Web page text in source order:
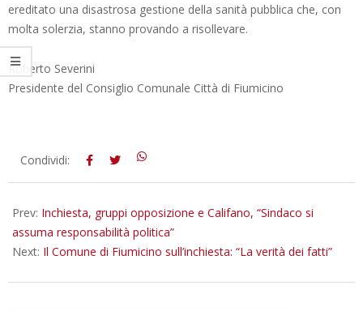
ereditato una disastrosa gestione della sanità pubblica che, con
molta solerzia, stanno provando a risollevare.
Roberto Severini
Presidente del Consiglio Comunale Città di Fiumicino
2025-
Condividi:
Prev: Inchiesta, gruppi opposizione e Califano, “Sindaco si
assuma responsabilità politica”
Next: Il Comune di Fiumicino sull’inchiesta: “La verità dei fatti”